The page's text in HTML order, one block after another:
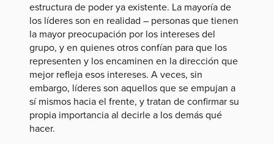
estructura de poder ya existente. La mayoría de
los líderes son en realidad – personas que tienen
la mayor preocupación por los intereses del
grupo, y en quienes otros confían para que los
representen y los encaminen en la dirección que
mejor refleja esos intereses. A veces, sin
embargo, líderes son aquellos que se empujan a
sí mismos hacia el frente, y tratan de confirmar su
propia importancia al decirle a los demás qué
hacer.